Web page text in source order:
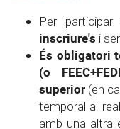
Per
inscriure's i
És obligatori
(o
superior (en
temporal al
amb una altra